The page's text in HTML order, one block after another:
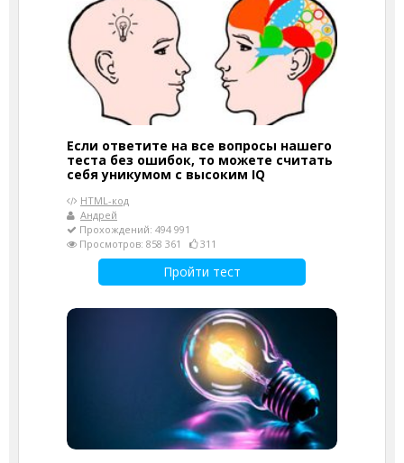
Если ответите на все вопросы нашего
теста без ошибок, то можете считать
себя уникумом с высоким IQ
HTML-код
Андрей
Прохождений: 494 991
Просмотров: 858 361
311
Пройти тест